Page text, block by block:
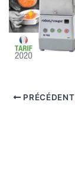
PRÉCÉDENT